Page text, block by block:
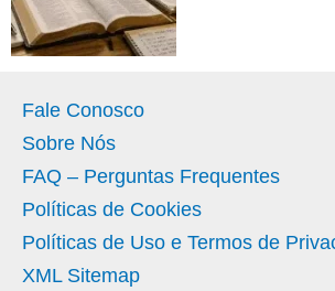
Fale Conosco
Sobre Nós
FAQ – Perguntas Frequentes
Políticas de Cookies
Políticas de Uso e Termos de
XML Sitemap